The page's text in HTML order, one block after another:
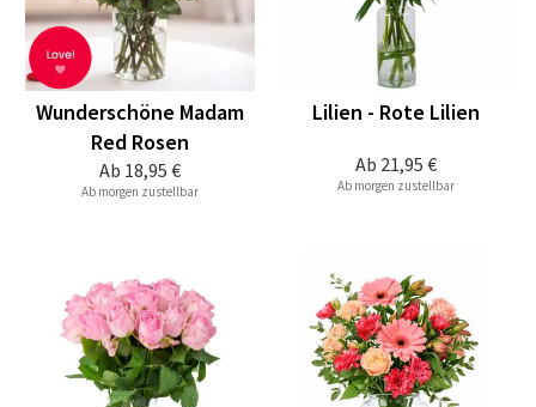
Ab 18,95 €
Wunderschöne Madam
Red Rosen
Ab morgen zustellbar
Ab 21,95 €
Lilien - Rote Lilien
Ab morgen zustellbar